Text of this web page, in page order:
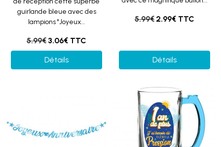
guirlande bleue avec des
lampions "Joyeux...
5.99€ 3.06€ TTC
Détails
5.99€ 2.99€ TTC
Détails